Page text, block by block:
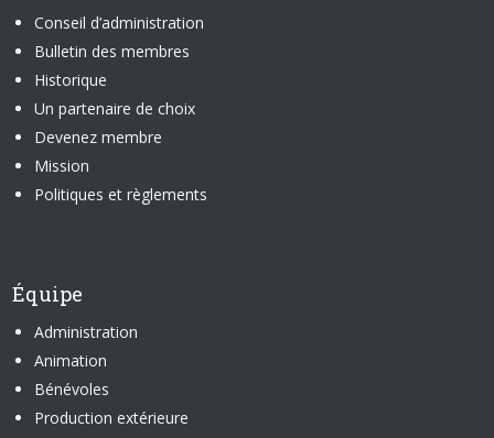
Conseil d’administration
Bulletin des membres
Historique
Un partenaire de choix
Devenez membre
Mission
Politiques et règlements
Équipe
Administration
Animation
Bénévoles
Production extérieure